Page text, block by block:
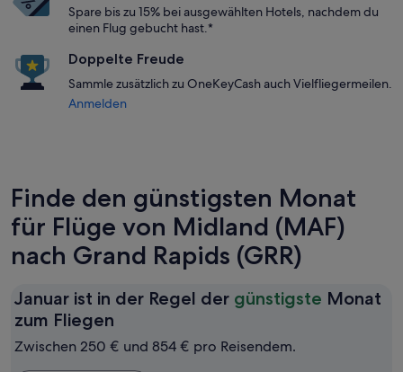
Spare bis zu 15% bei ausgewählten Hotels, nachdem du
einen Flug gebucht hast.*
Doppelte Freude
Sammle zusätzlich zu OneKeyCash auch Vielfliegermeilen.
Anmelden
Finde den günstigsten Monat
für Flüge von Midland (MAF)
nach Grand Rapids (GRR)
Januar ist in der Regel der günstigste Monat
zum Fliegen
ist
Zwischen 250 € und 854 € pro Reisendem.